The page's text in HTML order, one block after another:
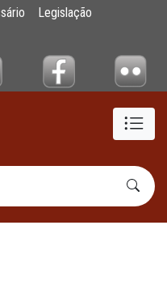
do Portal da
Legislação